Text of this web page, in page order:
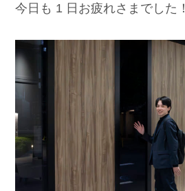
今日も 1 日お疲れさまでした！